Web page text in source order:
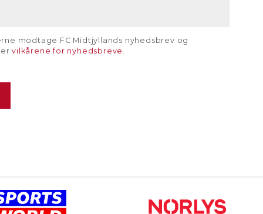
modtage FC Midtjyllands nyhedsbrev og
vilkårene for nyhedsbreve .